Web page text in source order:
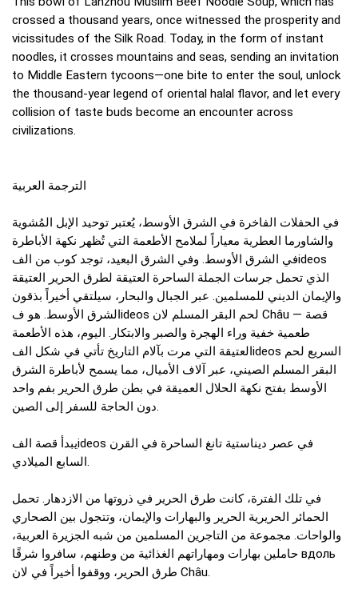
crossed a thousand years, once witnessed the prosperity and
vicissitudes of the Silk Road. Today, in the form of instant
noodles, it crosses mountains and seas, sending an invitation
to Middle Eastern tycoons—one bite to enter the soul, unlock
the thousand-year legend of oriental halal flavor, and let every
collision of taste buds become an encounter across
civilizations.
الترجمة العربية
في الحفلات الفاخرة في الشرق الأوسط، يُعتبر توحيد الإبل المُشوية
والشاورما العطرية معياراً لملامح الأطعمة التي تُظهر نكهة الأباطرة
في الشرق الأوسط. وفي الشرق البعيد، توجد كوب من الفideos
الذي تحمل جرسات الجملة الساحرة العتيقة لطرق الحرير العتيقة
والإيمان الديني للمسلمين. عبر الجبال والبحار، سيلتقي أخيراً بذقون
الشرق الأوسط. هو فideos لحم البقر المسلم لان Châu — قصة
طعمية خفية وراء الهجرة والصبر والابتكار. اليوم، هذه الأطعمة
العتيقة التي مرت بآلام التاريخ تأتي في شكل الفideos السريع لحم
البقر المسلم الصيني، عبر آلاف الأميال، مما يسمح لأباطرة الشرق
الأوسط بفتح نكهة الحلال العميقة في بطن طرق الحرير بفم واحد
دون الحاجة للسفر إلى الصين.
يبدأ قصة الفideos في عصر ديناستية تانغ الساحرة في القرن
السابع الميلادي.
في تلك الفترة، كانت طرق الحرير في ذروتها من الازدهار. تحمل
الحمائر الحريرية الحرير والبهارات والإيمان، وتتجول بين الصحاري
والواحات. مجموعة من التاجرين المسلمين من شبه الجزيرة العربية،
حاملين بهارات ومهاراتهم الغذائية من وطنهم، سافروا شرقًا вдоль
طرق الحرير، ووقفوا أخيراً في لان Châu.